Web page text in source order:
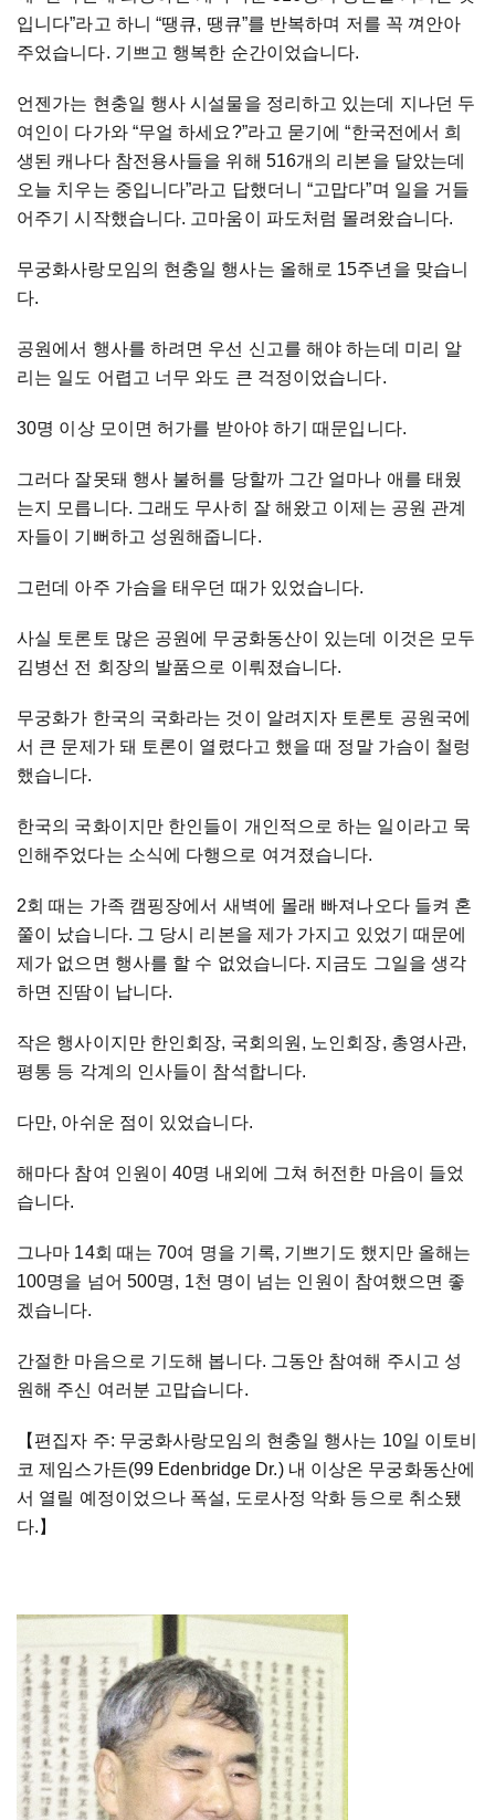
입니다”라고 하니 “땡큐, 땡큐”를 반복하며 저를 꼭 껴안아
주었습니다. 기쁘고 행복한 순간이었습니다.
언젠가는 현충일 행사 시설물을 정리하고 있는데 지나던 두
여인이 다가와 “무얼 하세요?”라고 묻기에 “한국전에서 희
생된 캐나다 참전용사들을 위해 516개의 리본을 달았는데
오늘 치우는 중입니다”라고 답했더니 “고맙다”며 일을 거들
어주기 시작했습니다. 고마움이 파도처럼 몰려왔습니다.
무궁화사랑모임의 현충일 행사는 올해로 15주년을 맞습니
다.
공원에서 행사를 하려면 우선 신고를 해야 하는데 미리 알
리는 일도 어렵고 너무 와도 큰 걱정이었습니다.
30명 이상 모이면 허가를 받아야 하기 때문입니다.
그러다 잘못돼 행사 불허를 당할까 그간 얼마나 애를 태웠
는지 모릅니다. 그래도 무사히 잘 해왔고 이제는 공원 관계
자들이 기뻐하고 성원해줍니다.
그런데 아주 가슴을 태우던 때가 있었습니다.
사실 토론토 많은 공원에 무궁화동산이 있는데 이것은 모두
김병선 전 회장의 발품으로 이뤄졌습니다.
무궁화가 한국의 국화라는 것이 알려지자 토론토 공원국에
서 큰 문제가 돼 토론이 열렸다고 했을 때 정말 가슴이 철렁
했습니다.
한국의 국화이지만 한인들이 개인적으로 하는 일이라고 묵
인해주었다는 소식에 다행으로 여겨졌습니다.
2회 때는 가족 캠핑장에서 새벽에 몰래 빠져나오다 들켜 혼
쭐이 났습니다. 그 당시 리본을 제가 가지고 있었기 때문에
제가 없으면 행사를 할 수 없었습니다. 지금도 그일을 생각
하면 진땀이 납니다.
작은 행사이지만 한인회장, 국회의원, 노인회장, 총영사관,
평통 등 각계의 인사들이 참석합니다.
다만, 아쉬운 점이 있었습니다.
해마다 참여 인원이 40명 내외에 그쳐 허전한 마음이 들었
습니다.
그나마 14회 때는 70여 명을 기록, 기쁘기도 했지만 올해는
100명을 넘어 500명, 1천 명이 넘는 인원이 참여했으면 좋
겠습니다.
간절한 마음으로 기도해 봅니다. 그동안 참여해 주시고 성
원해 주신 여러분 고맙습니다.
【편집자 주: 무궁화사랑모임의 현충일 행사는 10일 이토비
코제임스가든(99 Edenbridge Dr.) 내 이상온 무궁화동산에
서 열릴 예정이었으나 폭설, 도로사정 악화 등으로 취소됐
다. 】